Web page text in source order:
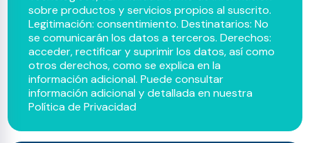
sobre productos y servicios propios al suscrito.
Legitimación: consentimiento. Destinatarios: No
se comunicarán los datos a terceros. Derechos:
acceder, rectificar y suprimir los datos, así como
otros derechos, como se explica en la
información adicional. Puede consultar
información adicional y detallada en nuestra
Política de Privacidad